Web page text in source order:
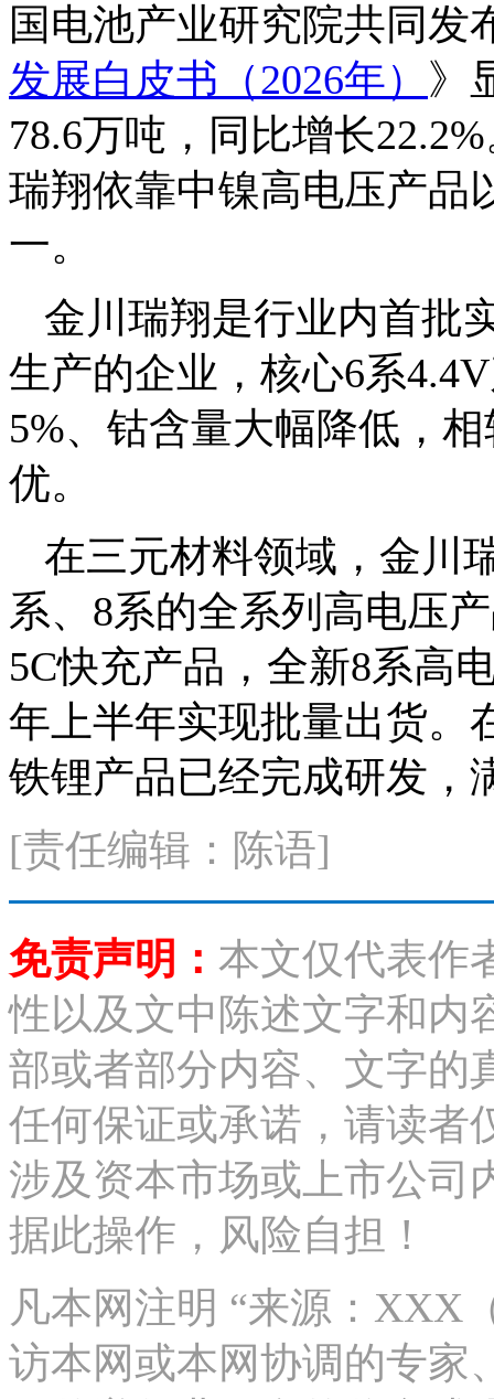
国电池产业研究院共同发
发展白皮书（2026年） 》
78.6万吨，同比增长
瑞翔依靠中镍高电压产品
一。
金川瑞翔是行业内首批
生产的企业，核心6系
5%、钴含量大幅降低，
优。
在三元材料领域，金川
系、8系的全系列高电压
5C快充产品，全新8系高
年上半年实现批量出货。
铁锂产品已经完成研发，
[责任编辑：陈语]
免责声明： 本文仅代表作
性以及文中陈述文字和内
部或者部分内容、文字的
任何保证或承诺，请读者
涉及资本市场或上市公司
据此操作，风险自担！
凡本网注明 “来源：XXX
访本网或本网协调的专家